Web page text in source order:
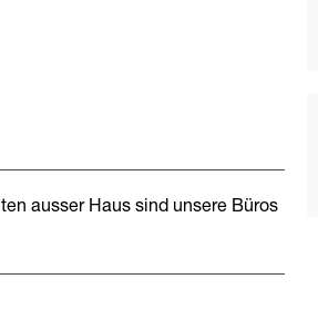
ausser Haus sind unsere Büros